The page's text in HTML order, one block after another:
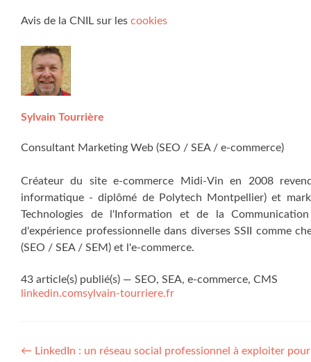
Avis de la CNIL sur les cookies
Sylvain Tourrière
Consultant Marketing Web (SEO / SEA / e-commerce)
Créateur du site e-commerce Midi-Vin en 2008
informatique - diplômé de Polytech Montpellier) et
Technologies de l'Information et de la
d'expérience professionnelle dans diverses SSII comme
(SEO / SEA / SEM) et l'e-commerce.
43 article(s) publié(s) — SEO, SEA, e-commerce, CMS
linkedin.comsylvain-tourriere.fr
← LinkedIn : un réseau social professionnel à exploiter